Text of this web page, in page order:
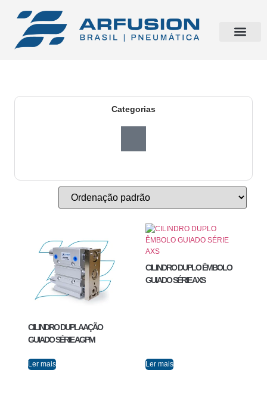
Categorias
CILINDRO DUPLA AÇÃO
GUIADO SÉRIE AGPM
Ler mais
CILINDRO DUPLO ÊMBOLO
GUIADO SÉRIE AXS
Ler mais